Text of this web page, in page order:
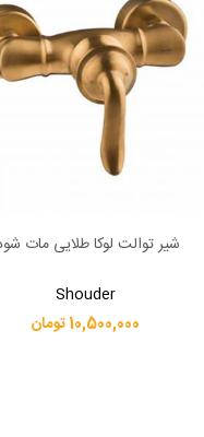
اطلاعات بیشتر
شیر توالت لوکا طلایی مات
Shouder
10,500,000 تومان